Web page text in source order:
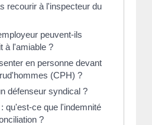
recourir à l'inspecteur du
peuvent-ils
à l'amiable ?
en personne devant
(CPH) ?
défenseur syndical ?
qu'est-ce que l'indemnité
?